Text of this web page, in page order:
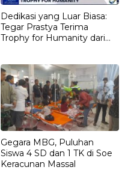
Dedikasi yang Luar Biasa:
Tegar Prastya Terima
Trophy for Humanity dari
Gegara MBG, Puluhan
Siswa 4 SD dan 1 TK di Soe
Keracunan Massal